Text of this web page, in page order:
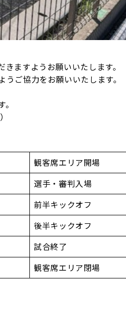
ますようお願いいたします。
ご協力をお願いいたします。
）
観客席エリア開場
選手・審判入場
前半キックオフ
後半キックオフ
試合終了
観客席エリア閉場